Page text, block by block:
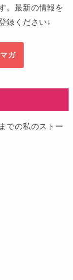
。最新の情報を
録ください↓
ガ
での私のストー